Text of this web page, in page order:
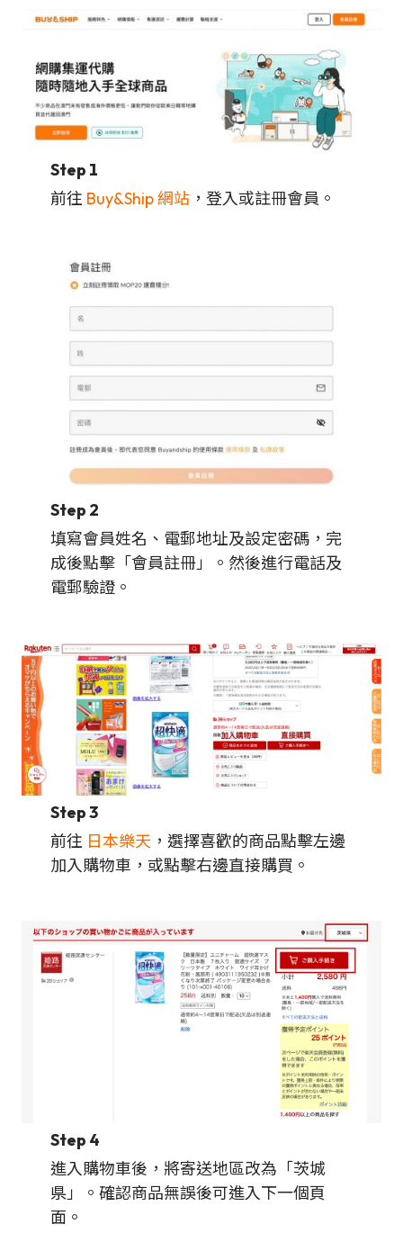
Step 1
前往 Buy&Ship 網站 ，登入或註冊會員。
Step 2
填寫會員姓名、電郵地址及設定密碼，完
成後點擊「會員註冊」。然後進行電話及
電郵驗證。
Step 3
前往 日本樂天 ，選擇喜歡的商品點擊左邊
加入購物車，或點擊右邊直接購買。
Step 4
進入購物車後，將寄送地區改為「茨城
県」。確認商品無誤後可進入下一個頁
面。